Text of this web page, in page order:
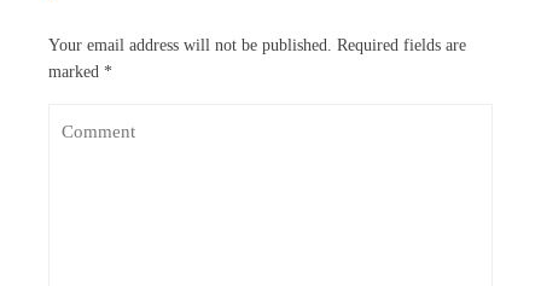
Your email address will not be published. Required fields are
marked *